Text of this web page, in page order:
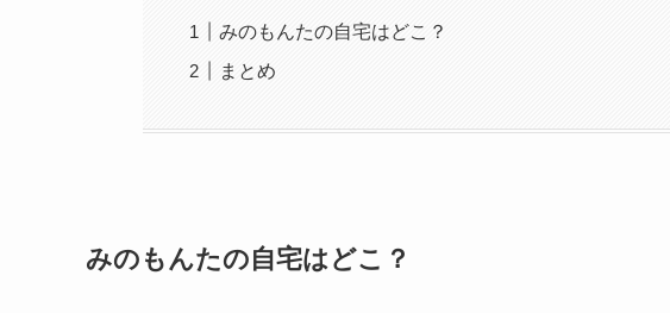
みのもんたの自宅はどこ？
まとめ
みのもんたの自宅はどこ？